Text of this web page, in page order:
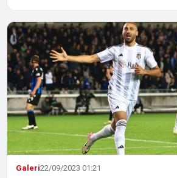
Galeri22/09/2023 01:21